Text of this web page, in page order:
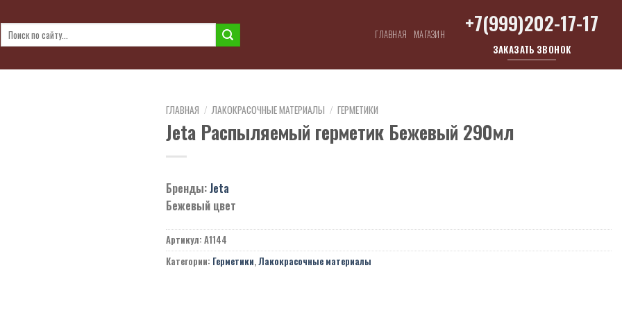
Искать: ГЛАВНАЯ МАГАЗИН +7(999)202-17-17
ЗАКАЗАТЬ ЗВОНОК
ГЛАВНАЯ / ЛАКОКРАСОЧНЫЕ МАТЕРИАЛЫ / ГЕРМЕТИКИ
Jeta Распыляемый герметик Бежевый 290мл
Бренды:Jeta
Бежевый цвет
Артикул: A1144
Категории: Герметики,Лакокрасочные материалы